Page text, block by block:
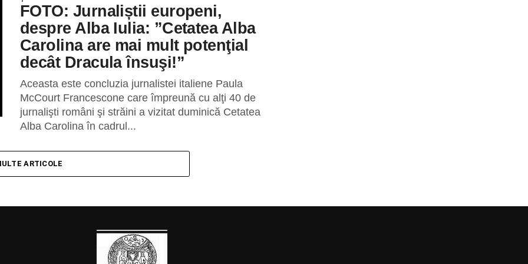
FOTO: Jurnaliștii europeni,
despre Alba Iulia: ”Cetatea Alba
Carolina are mai mult potenţial
decât Dracula însuşi!”
Aceasta este concluzia jurnalistei italiene Paula
McCourt Francescone care împreună cu alţi 40 de
jurnalişti români şi străini a vizitat duminică Cetatea
Alba Carolina în cadrul...
ARTICOLE